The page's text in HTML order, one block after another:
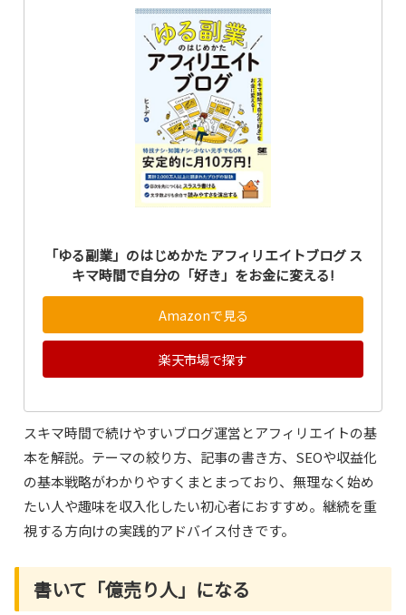
「ゆる副業」のはじめかた アフィリエイトブログ ス
キマ時間で自分の「好き」をお金に変える!
Amazonで見る
楽天市場で探す
スキマ時間で続けやすいブログ運営とアフィリエイトの基
本を解説。テーマの絞り方、記事の書き方、SEOや収益化
の基本戦略がわかりやすくまとまっており、無理なく始め
たい人や趣味を収入化したい初心者におすすめ。継続を重
視する方向けの実践的アドバイス付きです。
書いて「億売り人」になる